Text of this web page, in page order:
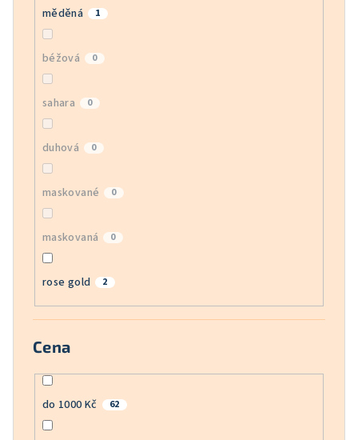
měděná 1
béžová 0
sahara 0
duhová 0
maskované 0
maskovaná 0
rose gold 2
Cena
do 1000 Kč 62